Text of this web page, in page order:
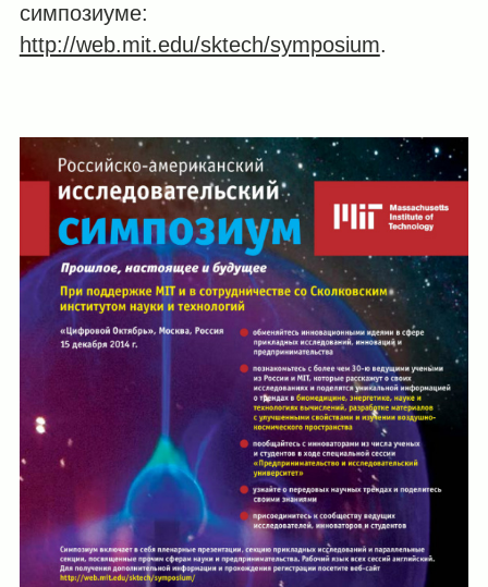
симпозиуме:
http://web.mit.edu/sktech/symposium.